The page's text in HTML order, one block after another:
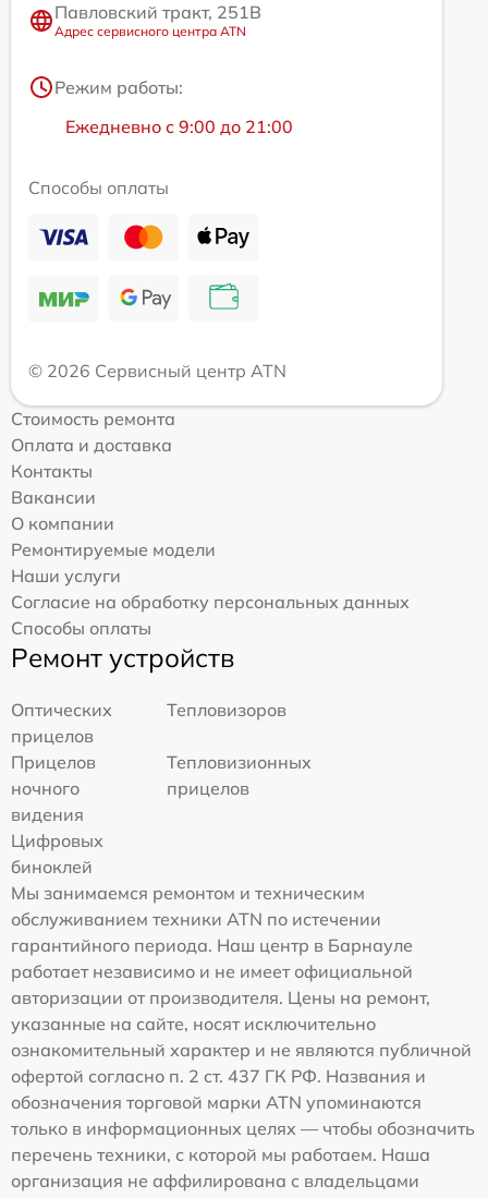
Павловский тракт, 251В
Адрес сервисного центра ATN
Режим работы:
Ежедневно с 9:00 до 21:00
Способы оплаты
© 2026 Сервисный центр ATN
Стоимость ремонта
Оплата и доставка
Контакты
Вакансии
О компании
Ремонтируемые модели
Наши услуги
Согласие на обработку персональных данных
Способы оплаты
Ремонт устройств
Оптических
прицелов
Тепловизоров
Прицелов
ночного
видения
Тепловизионных
прицелов
Цифровых
биноклей
Мы занимаемся ремонтом и техническим
обслуживанием техники ATN по истечении
гарантийного периода. Наш центр в Барнауле
работает независимо и не имеет официальной
авторизации от производителя. Цены на ремонт,
указанные на сайте, носят исключительно
ознакомительный характер и не являются публичной
офертой согласно п. 2 ст. 437 ГК РФ. Названия и
обозначения торговой марки ATN упоминаются
только в информационных целях — чтобы обозначить
перечень техники, с которой мы работаем. Наша
организация не аффилирована с владельцами